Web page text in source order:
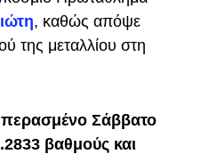
, καθώς απόψε
της μεταλλίου στη
Σάββατο
βαθμούς και